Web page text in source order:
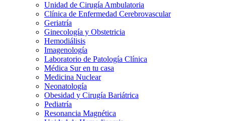
Unidad de Cirugía Ambulatoria
Clínica de Enfermedad Cerebrovascular
Geriatría
Ginecología y Obstetricia
Hemodiálisis
Imagenología
Laboratorio de Patología Clínica
Médica Sur en tu casa
Medicina Nuclear
Neonatología
Obesidad y Cirugía Bariátrica
Pediatría
Resonancia Magnética